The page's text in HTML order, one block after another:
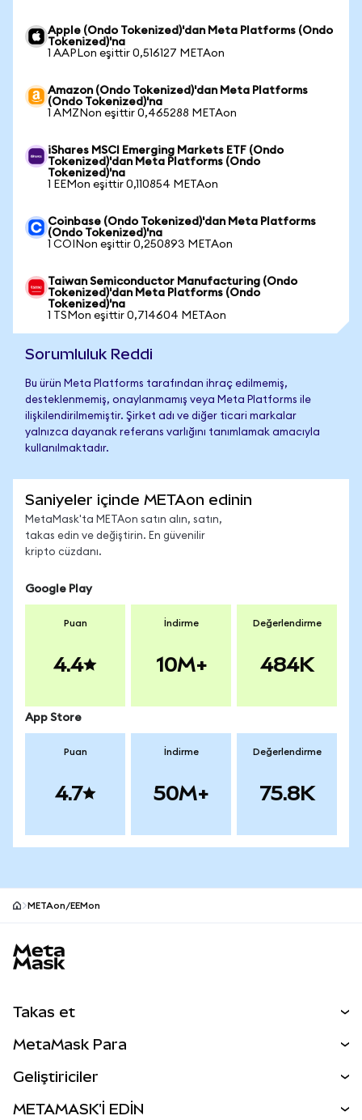
Apple (Ondo Tokenized)'dan Meta Platforms (Ondo
Tokenized)'na
1 AAPLon eşittir 0,516127 METAon
Amazon (Ondo Tokenized)'dan Meta Platforms
(Ondo Tokenized)'na
1 AMZNon eşittir 0,465288 METAon
iShares MSCI Emerging Markets ETF (Ondo
Tokenized)'dan Meta Platforms (Ondo
Tokenized)'na
1 EEMon eşittir 0,110854 METAon
Coinbase (Ondo Tokenized)'dan Meta Platforms
(Ondo Tokenized)'na
1 COINon eşittir 0,250893 METAon
Taiwan Semiconductor Manufacturing (Ondo
Tokenized)'dan Meta Platforms (Ondo
Tokenized)'na
1 TSMon eşittir 0,714604 METAon
Sorumluluk Reddi
Bu ürün Meta Platforms tarafından ihraç edilmemiş,
desteklenmemiş, onaylanmamış veya Meta Platforms ile
ilişkilendirilmemiştir. Şirket adı ve diğer ticari markalar
yalnızca dayanak referans varlığını tanımlamak amacıyla
kullanılmaktadır.
Saniyeler içinde METAon edinin
MetaMask'ta METAon satın alın, satın,
takas edin ve değiştirin. En güvenilir
kripto cüzdanı.
Google Play
Puan
4.4
İndirme
10M+
Değerlendirme
484K
App Store
Puan
4.7
İndirme
50M+
Değerlendirme
75.8K
METAon/EEMon
Takas et
Perps
RWA'lar
MetaMask Para
Geliştiriciler
METAMASK'İ EDİN